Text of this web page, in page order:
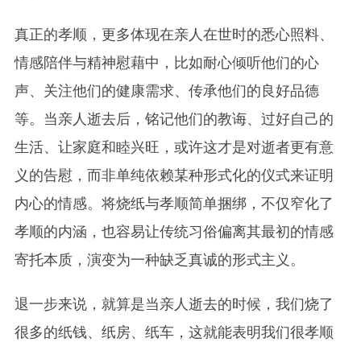
真正的孝顺，更多体现在亲人在世时的悉心照料、
情感陪伴与精神慰藉中，比如耐心倾听他们的心
声、关注他们的健康需求、传承他们的良好品德
等。当亲人逝去后，铭记他们的教诲、过好自己的
生活、让家庭和睦兴旺，或许这才是对逝者更有意
义的告慰，而非单纯依赖某种形式化的仪式来证明
内心的情感。将烧纸与孝顺简单捆绑，不仅窄化了
孝顺的内涵，也容易让传统习俗偏离其最初的情感
寄托本质，演变为一种缺乏真诚的形式主义。
退一步来说，就算是当亲人逝去的时候，我们烧了
很多的纸钱、纸房、纸车，这就能表明我们很孝顺